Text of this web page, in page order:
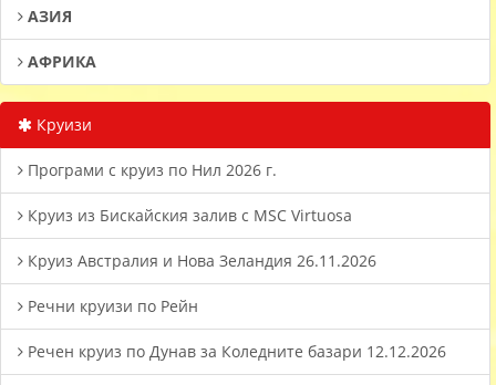
АЗИЯ
АФРИКА
Круизи
Програми с круиз по Нил 2026 г.
Круиз из Бискайския залив с MSC Virtuosa
Круиз Австралия и Нова Зеландия 26.11.2026
Речни круизи по Рейн
Речен круиз по Дунав за Коледните базари 12.12.2026